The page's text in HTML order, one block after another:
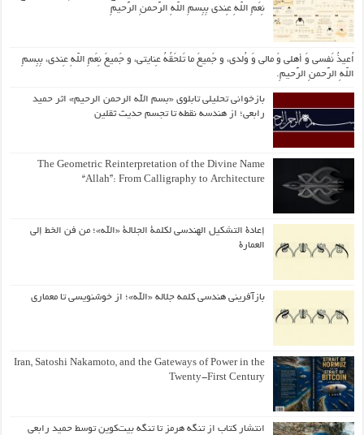
نِعَمِ اللّهِ عِندی بِبِسمِ اللّهِ الرَّحمنِ الرَّحیمِ
اُعیذُ نَفسی وَ أهلی وَ مالی وَ وُلدی، و جَمیعَ ما تَلحَقُهُ عِنایتی، و جَمیعَ نِعَمِ اللّهِ عِندی، بِبِسمِ
اللّهِ الرَّحمنِ الرَّحیمِ.
بازخوانی تحلیلی تابلوی «بسم الله الرحمن الرحیم» اثر حمید
رابعی؛ از هندسه نقطه تا تجسم حدیث ثقلین
The Geometric Reinterpretation of the Divine Name
“Allah”: From Calligraphy to Architecture
إعادة التشكيل الهندسي لكلمة الجلالة «الله»؛ من فن الخط إلى
العمارة
بازآفرینی هندسی کلمه جلاله «الله»؛ از خوشنویسی تا معماری
Iran, Satoshi Nakamoto, and the Gateways of Power in the
Twenty-First Century
انتشار کتاب از تنگه هرمز تا تنگه بیت‌کوین توسط حمید رابعی